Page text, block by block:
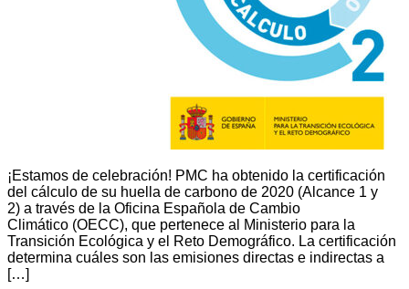
¡Estamos de celebración! PMC ha obtenido la certificación
del cálculo de su huella de carbono de 2020 (Alcance 1 y
2) a través de la Oficina Española de Cambio
Climático (OECC), que pertenece al Ministerio para la
Transición Ecológica y el Reto Demográfico. La certificación
determina cuáles son las emisiones directas e indirectas a
[…]